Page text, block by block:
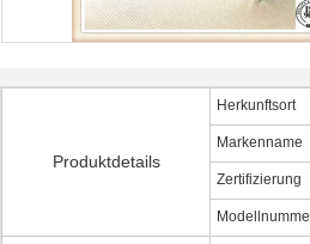
Produktdetails
Herkunftsort
Markenname
Zertifizierung